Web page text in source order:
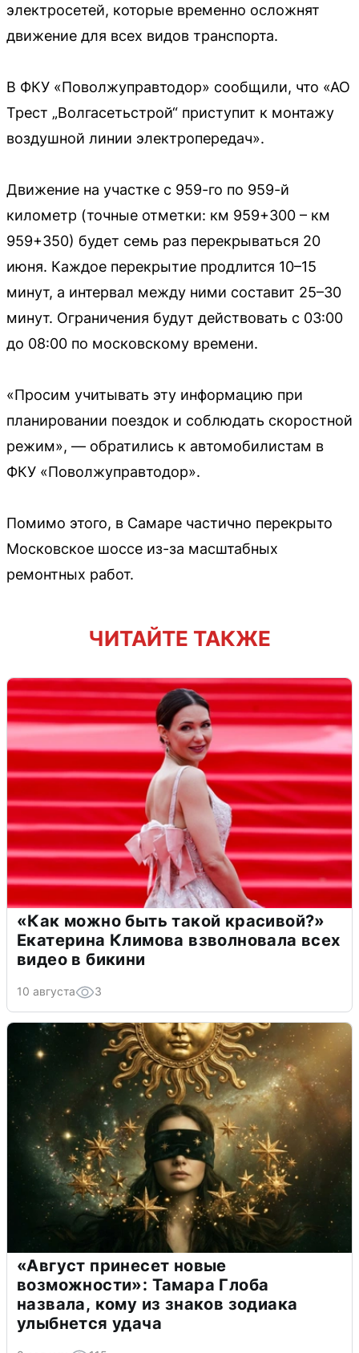
электросетей, которые временно осложнят
движение для всех видов транспорта.
В ФКУ «Поволжуправтодор» сообщили, что «АО
Трест „Волгасетьстрой“ приступит к монтажу
воздушной линии электропередач».
Движение на участке с 959-го по 959-й
километр (точные отметки: км 959+300 – км
959+350) будет семь раз перекрываться 20
июня. Каждое перекрытие продлится 10–15
минут, а интервал между ними составит 25–30
минут. Ограничения будут действовать с 03:00
до 08:00 по московскому времени.
«Просим учитывать эту информацию при
планировании поездок и соблюдать скоростной
режим», — обратились к автомобилистам в
ФКУ «Поволжуправтодор».
Помимо этого, в Самаре частично перекрыто
Московское шоссе из-за масштабных
ремонтных работ.
ЧИТАЙТЕ ТАКЖЕ
«Как можно быть такой красивой?»
Екатерина Климова взволновала всех
видео в бикини
10 августа 3
«Август принесет новые
возможности»: Тамара Глоба
назвала, кому из знаков зодиака
улыбнется удача